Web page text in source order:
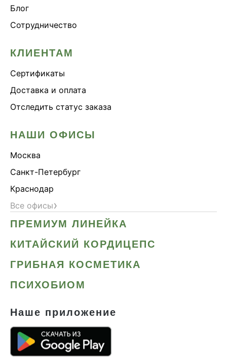
Блог
Сотрудничество
КЛИЕНТАМ
Сертификаты
Доставка и оплата
Отследить статус заказа
НАШИ ОФИСЫ
Москва
Санкт-Петербург
Краснодар
Все офисы›
ПРЕМИУМ ЛИНЕЙКА
КИТАЙСКИЙ КОРДИЦЕПС
ГРИБНАЯ КОСМЕТИКА
ПСИХОБИОМ
Наше приложение